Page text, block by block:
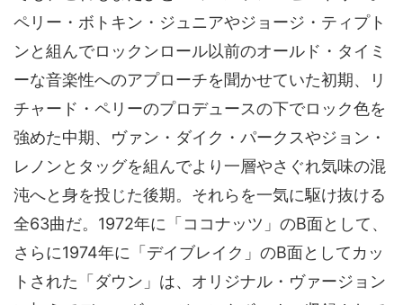
ペリー・ボトキン・ジュニアやジョージ・ティプト
ンと組んでロックンロール以前のオールド・タイミ
ーな音楽性へのアプローチを聞かせていた初期、リ
チャード・ペリーのプロデュースの下でロック色を
強めた中期、ヴァン・ダイク・パークスやジョン・
レノンとタッグを組んでより一層やさぐれ気味の混
沌へと身を投じた後期。それらを一気に駆け抜ける
全63曲だ。1972年に「ココナッツ」のB面として、
さらに1974年に「デイブレイク」のB面としてカッ
トされた「ダウン」は、オリジナル・ヴァージョン